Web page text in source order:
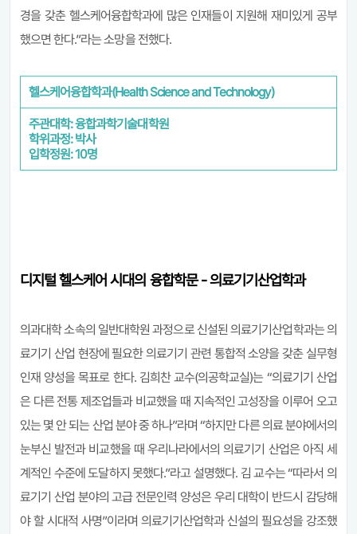
경을 갖춘 헬스케어융합학과에 많은 인재들이 지원해 재미있게 공부
했으면 한다.”라는 소망을 전했다.
헬스케어융합학과(Health Science and Technology)
주관대학: 융합과학기술대학원
학위과정: 박사
입학정원: 10명
디지털 헬스케어 시대의 융합학문 - 의료기기산업학과
의과대학 소속의 일반대학원 과정으로 신설된 의료기기산업학과는 의
료기기 산업 현장에 필요한 의료기기 관련 통합적 소양을 갖춘 실무형
인재 양성을 목표로 한다. 김희찬 교수(의공학교실)는 “의료기기 산업
은 다른 전통 제조업들과 비교했을 때 지속적인 고성장을 이루어 오고
있는 몇 안 되는 산업 분야 중 하나”라며 “하지만 다른 의료 분야에서의
눈부신 발전과 비교했을 때 우리나라에서의 의료기기 산업은 아직 세
계적인 수준에 도달하지 못했다.”라고 설명했다. 김 교수는 “따라서 의
료기기 산업 분야의 고급 전문인력 양성은 우리 대학이 반드시 감당해
야 할 시대적 사명”이라며 의료기기산업학과 신설의 필요성을 강조했